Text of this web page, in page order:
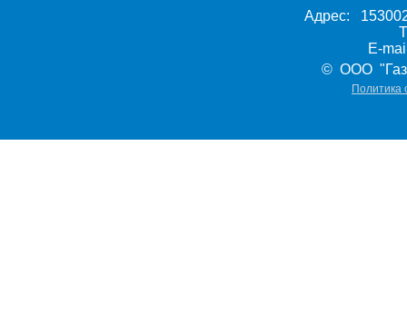
Адрес:
E-
© ООО
Политика